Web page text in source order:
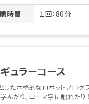
時間 １回：80分
ュラーコース
した本格的なロボットプログ
んだり、ローマ字に触れたり